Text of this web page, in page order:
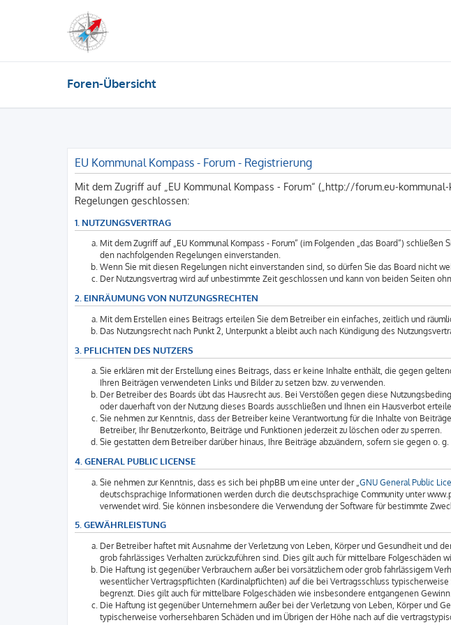
Foren-Übersicht
EU Kommunal Kompass - Forum - Registrierung
Mit dem Zugriff auf „EU Kommunal Kompass - Forum“ („http://forum.eu-
Regelungen geschlossen:
1. NUTZUNGSVERTRAG
Mit dem Zugriff auf „EU Kommunal Kompass - Forum“ (im Folgenden „das Board“)
den nachfolgenden Regelungen einverstanden.
Wenn Sie mit diesen Regelungen nicht einverstanden sind, so dürfen Sie das Board nicht
Der Nutzungsvertrag wird auf unbestimmte Zeit geschlossen und kann von beiden Seiten
2. EINRÄUMUNG VON NUTZUNGSRECHTEN
Mit dem Erstellen eines Beitrags erteilen Sie dem Betreiber ein einfaches, zeitlich und
Das Nutzungsrecht nach Punkt 2, Unterpunkt a bleibt auch nach Kündigung des
3. PFLICHTEN DES NUTZERS
Sie erklären mit der Erstellung eines Beitrags, dass er keine Inhalte enthält, die gegen
Ihren Beiträgen verwendeten Links und Bilder zu setzen bzw. zu verwenden.
Der Betreiber des Boards übt das Hausrecht aus. Bei Verstößen gegen diese
oder dauerhaft von der Nutzung dieses Boards ausschließen und Ihnen ein Hausverbot
Sie nehmen zur Kenntnis, dass der Betreiber keine Verantwortung für die Inhalte von
Betreiber, Ihr Benutzerkonto, Beiträge und Funktionen jederzeit zu löschen oder zu sperren.
Sie gestatten dem Betreiber darüber hinaus, Ihre Beiträge abzuändern, sofern sie gegen
4. GENERAL PUBLIC LICENSE
Sie nehmen zur Kenntnis, dass es sich bei phpBB um eine unter der „ GNU General Public
deutschsprachige Informationen werden durch die deutschsprachige Community unter
verwendet wird. Sie können insbesondere die Verwendung der Software für bestimmte
5. GEWÄHRLEISTUNG
Der Betreiber haftet mit Ausnahme der Verletzung von Leben, Körper und Gesundheit und
grob fahrlässiges Verhalten zurückzuführen sind. Dies gilt auch für mittelbare Folgeschäden
Die Haftung ist gegenüber Verbrauchern außer bei vorsätzlichem oder grob fahrlässigem
wesentlicher Vertragspflichten (Kardinalpflichten) auf die bei Vertragsschluss
begrenzt. Dies gilt auch für mittelbare Folgeschäden wie insbesondere entgangenen
Die Haftung ist gegenüber Unternehmern außer bei der Verletzung von Leben, Körper und
typischerweise vorhersehbaren Schäden und im Übrigen der Höhe nach auf die